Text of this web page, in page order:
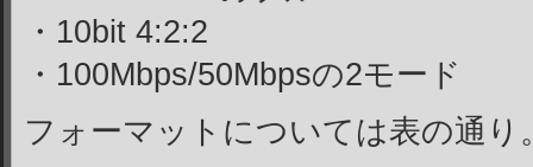
・10bit 4:2:2
・100Mbps/50Mbpsの2モード
フォーマットについては表の通り